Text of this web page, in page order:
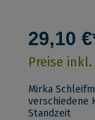
29,10
Preise
Mirka
verschiedene
Standzeit